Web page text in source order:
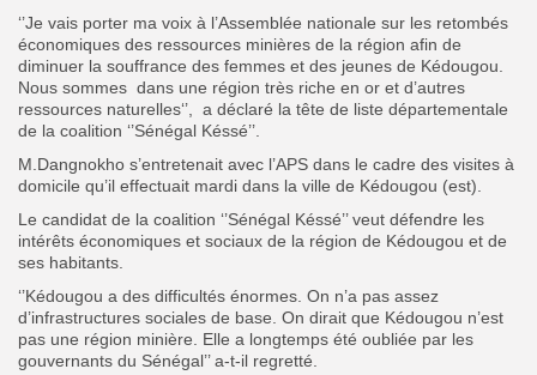
Search
for:
Search
Button
FR
‘’Je vais porter ma voix à l’Assemblée nationale sur les retombés
économiques des ressources minières de la région afin de
diminuer la souffrance des femmes et des jeunes de Kédougou.
Nous sommes dans une région très riche en or et d’autres
ressources naturelles‘’, a déclaré la tête de liste départementale
de la coalition ‘’Sénégal Késsé’’.
M.Dangnokho s’entretenait avec l’APS dans le cadre des visites à
domicile qu’il effectuait mardi dans la ville de Kédougou (est).
Le candidat de la coalition ‘’Sénégal Késsé’’ veut défendre les
intérêts économiques et sociaux de la région de Kédougou et de
ses habitants.
‘’Kédougou a des difficultés énormes. On n’a pas assez
d’infrastructures sociales de base. On dirait que Kédougou n’est
pas une région minière. Elle a longtemps été oubliée par les
gouvernants du Sénégal’’ a-t-il regretté.